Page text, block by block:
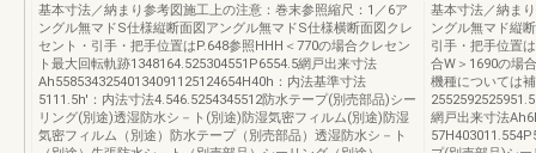
基本寸法／納まり参考図施工上の注意：巻末参照縮尺：1／6ア
ングル無マドS仕様縦断面図アングル無マドS仕様横断面図クレ
セント・引手・把手位置はP.648参照HHH＜770の場合クレセン
ト最大回転軌跡1348164.525304551P6554.5網戸出来寸法
Ah55853432540134091125124654H40h：内法基準寸法
5111.5h'：内法寸法4.546.5254345512防水テープ(別売部品)シー
リング(別途)透湿防水シ－ト(別途)防湿気密フィルム(別途)防湿
気密フィルム（別途）防水テープ（別売部品）透湿防水シ－ト
基本寸法／納ま
ングル無マド縦
引手・把手位置
合W＞1690の場
機種については
網戸出来寸法